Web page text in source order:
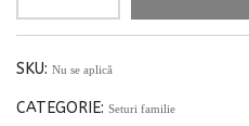
SKU: Nu se aplică
CATEGORIE: Seturi familie